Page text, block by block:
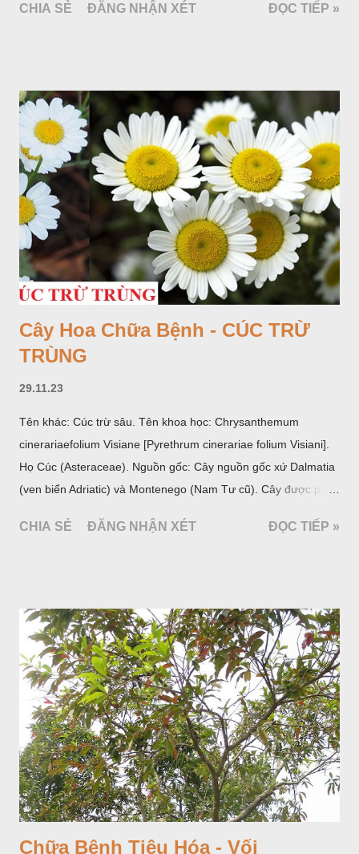
CHIA SẺ ĐĂNG NHẬN XÉT ĐỌC TIẾP »
Cây Hoa Chữa Bệnh - CÚC TRỪ
TRÙNG
29.11.23
Tên khác: Cúc trừ sâu. Tên khoa học: Chrysanthemum
cinerariaefolium Visiane [Pyrethrum cinerariae folium Visiani].
Họ Cúc (Asteraceae). Nguồn gốc: Cây nguồn gốc xứ Dalmatia
(ven biển Adriatic) và Montenego (Nam Tư cũ). Cây được phân
trồng để khai thác: Pháp, Nga, Đức, Nam Tư (cũ), sau lan
Tam Đảo (Vĩnh Phúc), đã thu được kết quả ban đầu (những
năm 1560- 70); thường trồng đến năm thứ hai, thứ ba mới hái
hoa; trồng một lần thu hoạch 10 - 20 năm.
CHIA SẺ ĐĂNG NHẬN XÉT ĐỌC TIẾP »
Chữa Bệnh Tiêu Hóa - Vối